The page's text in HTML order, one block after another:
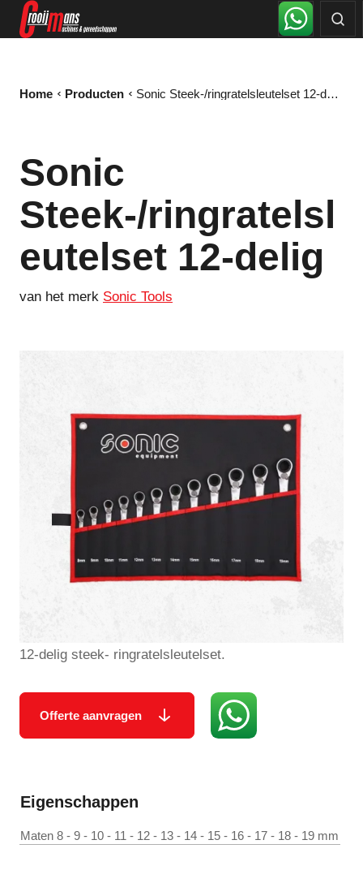
Home Producten Sonic Steek-/ringratelsleutelset 12-delig
Sonic
Steek-/ringratelsl
eutelset 12-delig
van het merk Sonic Tools
12-delig steek- ringratelsleutelset.
Offerte aanvragen
Eigenschappen
Maten 8 - 9 - 10 - 11 - 12 - 13 - 14 - 15 - 16 - 17 - 18 - 19 mm